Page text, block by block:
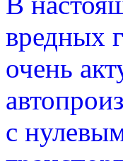
вредных
очень
с